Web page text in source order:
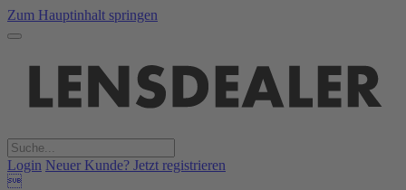
Zum Hauptinhalt springen
Login Neuer Kunde? Jetzt registrieren
